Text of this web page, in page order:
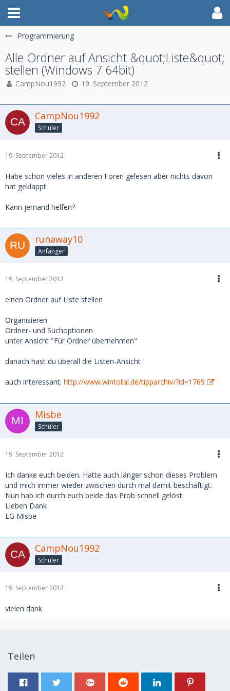
Programmierung
Alle Ordner auf Ansicht &quot;Liste&quot;
stellen (Windows 7 64bit)
CampNou1992 19. September 2012
CampNou1992
Schüler
19. September 2012
Habe schon vieles in anderen Foren gelesen aber nichts davon
hat geklappt.
Kann jemand helfen?
runaway10
Anfänger
19. September 2012
einen Ordner auf Liste stellen
Organisieren
Ordner- und Suchoptionen
unter Ansicht "Für Ordner übernehmen"
danach hast du überall die Listen-Ansicht
auch interessant: http://www.wintotal.de/tipparchiv/?id=1769
Misbe
Schüler
19. September 2012
Ich danke euch beiden. Hatte auch länger schon dieses Problem
und mich immer wieder zwischen durch mal damit beschäftigt.
Nun hab ich durch euch beide das Prob schnell gelöst.
Lieben Dank
LG Misbe
CampNou1992
Schüler
19. September 2012
vielen dank
Teilen